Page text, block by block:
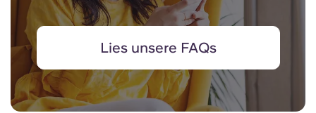
Lies unsere FAQs